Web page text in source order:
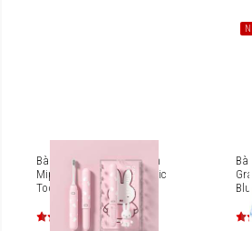
Bàn chải điện thông minh
Mipow x Miffy Sonic Electric
Toothbrush CI600-MF